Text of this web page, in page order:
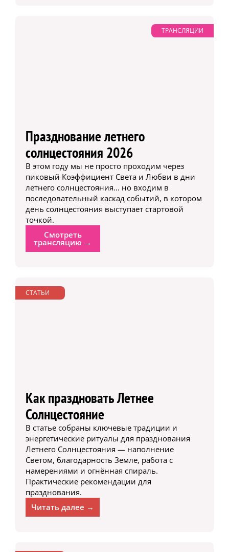
ТРАНСЛЯЦИИ
Празднование летнего
солнцестояния 2026
В этом году мы не просто проходим через
пиковый Коэффициент Света и Любви в дни
летнего солнцестояния... но входим в
последовательный каскад событий, в котором
день солнцестояния выступает стартовой
точкой.
Смотреть
трансляцию →
СТАТЬИ
Как праздновать Летнее
Солнцестояние
В статье собраны ключевые традиции и
энергетические ритуалы для празднования
Летнего Солнцестояния — наполнение
Светом, благодарность Земле, работа с
намерениями и огнённая спираль.
Практические рекомендации для
празднования.
Читать далее →